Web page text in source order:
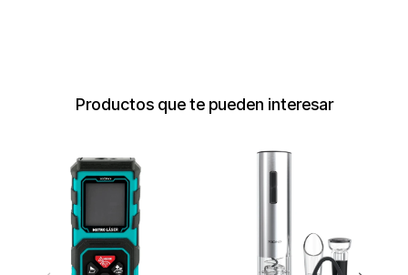
Productos que te pueden interesar